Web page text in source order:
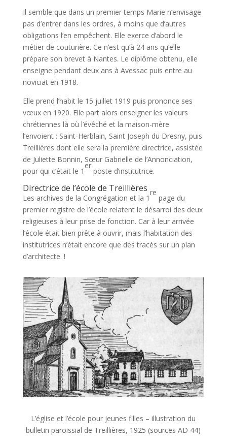
Il semble que dans un premier temps Marie n’envisage
pas d’entrer dans les ordres, à moins que d’autres
obligations l’en empêchent. Elle exerce d’abord le
métier de couturière. Ce n’est qu’à 24 ans qu’elle
prépare son brevet à Nantes. Le diplôme obtenu, elle
enseigne pendant deux ans à Avessac puis entre au
noviciat en 1918.
Elle prend l’habit le 15 juillet 1919 puis prononce ses
vœux en 1920. Elle part alors enseigner les valeurs
chrétiennes là où l’évêché et la maison-mère
l’envoient : Saint-Herblain, Saint Joseph du Dresny, puis
Treillières dont elle sera la première directrice, assistée
de Juliette Bonnin, Sœur Gabrielle de l’Annonciation,
pour qui c’était le 1
er
poste d’institutrice.
Directrice de l’école de Treillières
Les archives de la Congrégation et la 1
re
page du
premier registre de l’école relatent le désarroi des deux
religieuses à leur prise de fonction. Car à leur arrivée
l’école était bien prête à ouvrir, mais l’habitation des
institutrices n’était encore que des tracés sur un plan
d’architecte. !
L’église et l’école pour jeunes filles – illustration du
bulletin paroissial de Treillières, 1925 (sources AD 44)